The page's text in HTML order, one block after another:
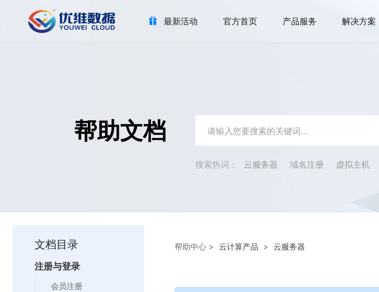
最新活动 官方首页 产品服务 解决方案
帮助文档
云服务器 域名注册 虚拟主机
文档目录
注册与登录
会员注册
帮助中心 > 云计算产品 > 云服务器